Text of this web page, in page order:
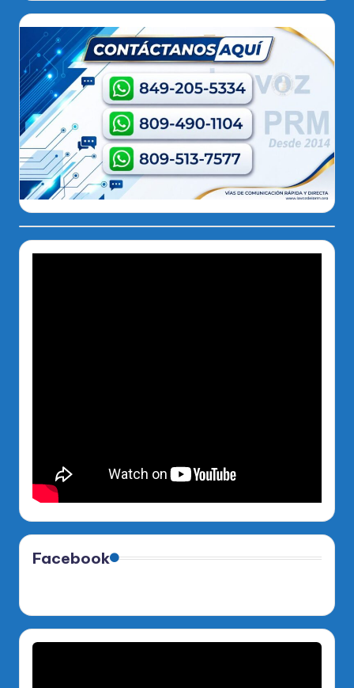
Facebook